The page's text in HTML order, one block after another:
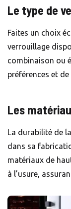
Le type de
Faites un choix
verrouillage
combinaison ou
préférences et
Les
La durabilité de
dans sa
matériaux de
à l’usure,